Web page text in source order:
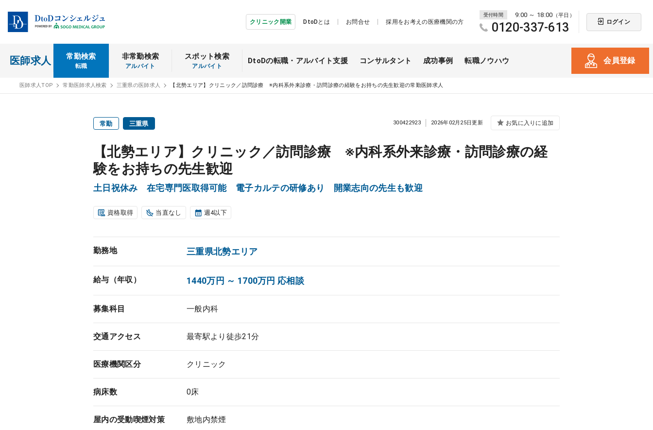
クリニック開業 DtoDとは お問合せ 採用をお考えの医療機関の方
受付時間 9:00 ～ 18:00 （平日）
0120-337-613 ログイン
医師求人 常勤検索
転職
非常勤検索
アルバイト
スポット検索
アルバイト
DtoDの転職・ アルバイト支援 コンサルタント 成功事例 転職ノウハウ 会員登録
医師求人TOP 常勤医師求人検索 三重県の医師求人 【北勢エリア】クリニック／訪問診療 ※内科系外来診療・訪問診療の経験をお持ちの先生歓迎の常勤医師求人
常勤 三重県
【北勢エリア】クリニック／訪問診療 ※内科系外来診療・訪問診療の経
験をお持ちの先生歓迎
土日祝休み 在宅専門医取得可能 電子カルテの研修あり 開業志向の先生も歓迎
300422923 2026年02月25日更新 お気に入りに追加
資格取得 当直なし 週4以下
勤務地 三重県北勢エリア
給与（年収） 1440万円 ～ 1700万円 応相談
募集科目 一般内科
交通アクセス 最寄駅より徒歩21分
医療機関区分 クリニック
病床数 0床
屋内の受動喫煙対策 敷地内禁煙